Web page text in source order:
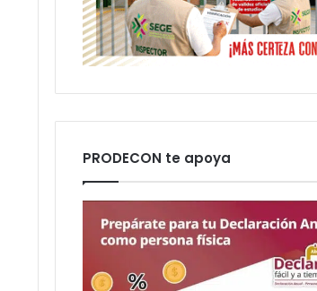
PRODECON te apoya